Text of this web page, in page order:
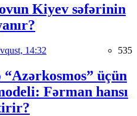
Kiyev səfərinin
14:32 535
üçün
Fərman hansı